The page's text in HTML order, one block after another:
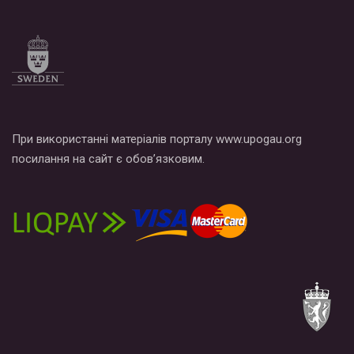
При використанні матеріалів порталу www.upogau.org
посилання на сайт є обов’язковим.